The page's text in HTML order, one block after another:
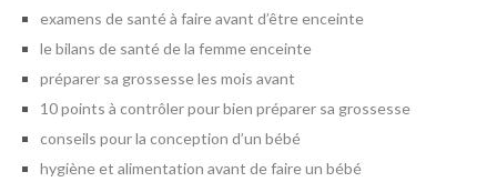
examens de santé à faire avant d’être enceinte
le bilans de santé de la femme enceinte
préparer sa grossesse les mois avant
10 points à contrôler pour bien préparer sa grossesse
conseils pour la conception d’un bébé
hygiène et alimentation avant de faire un bébé